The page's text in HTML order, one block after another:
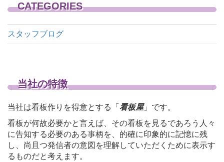
CATEGORIES
スタッフブログ
当社の特徴
当社は看板作りを得意とする「 看板屋」です。
看板が何故必要かと言えば、その看板を見るであろう人々
に告知する必要のある事柄を、的確に印象的に記憶に残
し、尚且つ発信者の意図を理解していただくために表示す
るものだと考えます。